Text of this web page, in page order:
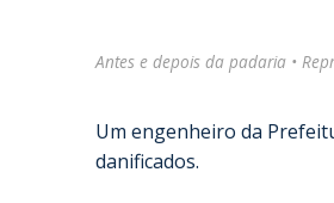
Antes e depois da padaria •
Um engenheiro da
danificados.